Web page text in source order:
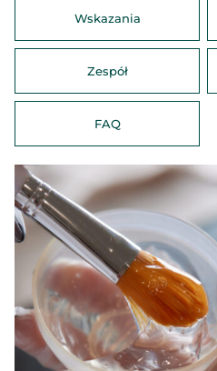
Wskazania
Zespół
FAQ